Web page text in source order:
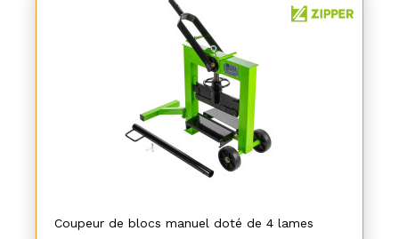
Coupeur de blocs manuel doté de 4 lames